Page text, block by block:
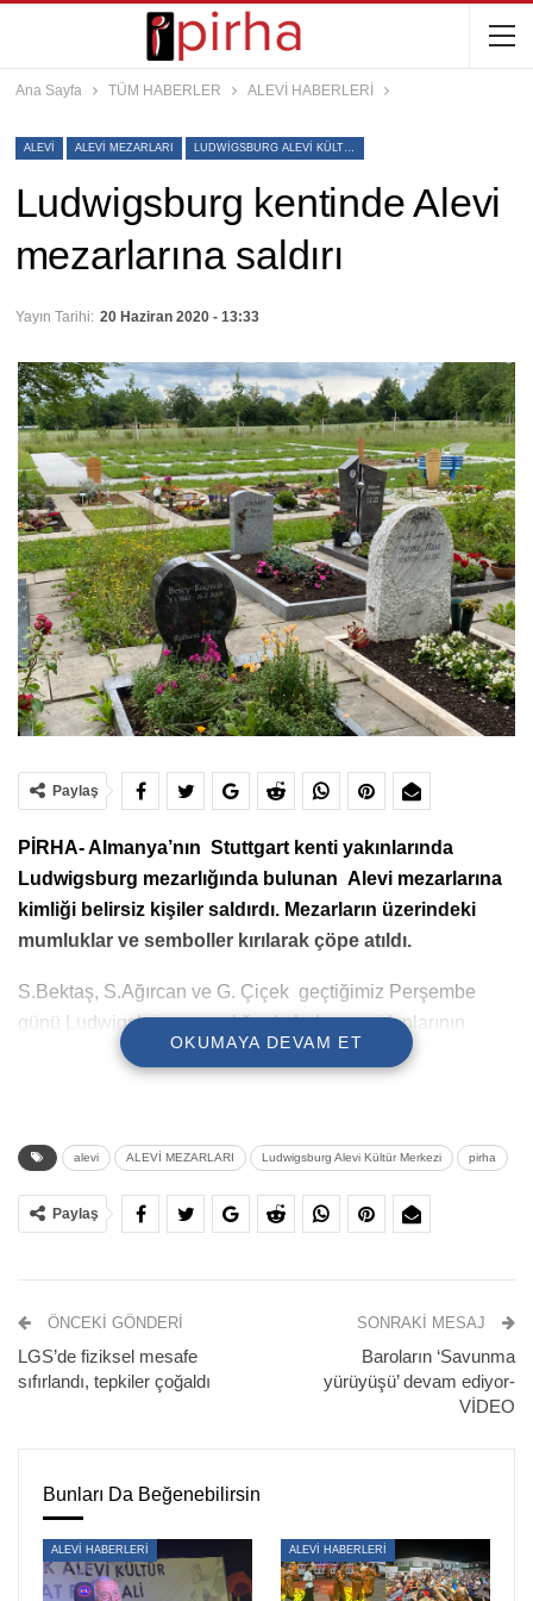
Ana Sayfa TÜM HABERLER ALEVİ HABERLERİ
ALEVI ALEVİ MEZARLARI LUDWIGSBURG ALEVI KÜLTÜR MERKEZI
Ludwigsburg kentinde Alevi
mezarlarına saldırı
Yayın Tarihi: 20 Haziran 2020 - 13:33
Paylaş
PİRHA- Almanya’nın Stuttgart kenti yakınlarında
Ludwigsburg mezarlığında bulunan Alevi mezarlarına
kimliği belirsiz kişiler saldırdı. Mezarların üzerindeki
mumluklar ve semboller kırılarak çöpe atıldı.
S.Bektaş, S.Ağırcan ve G. Çiçek geçtiğimiz Perşembe
günü Ludwigsburg mezarlığında bulunan yakınlarının
mezarlarını ziyarete gitti.
yaklaşarak sözlü saldırı gerçekleştirdi.
Ellerinde uzun tespihler olduğu belirtilen iki kişi , “Niye bu
Daha sonra yakında bulunan S.Bektaş ve S.Ağırca da
5 yaşında vefat eden bir çocuğun mezarı üzerinde bulunan
önce de defalarca benzer durumlar karşılaştıklarını ifade
etti.
“MEZARLARIMIZA KORKUYLA GİDİYORUZ”
OKUMAYA DEVAM ET
alevi ALEVİ MEZARLARI Ludwigsburg Alevi Kültür Merkezi pirha
Paylaş
ÖNCEKI GÖNDERI
LGS’de fiziksel mesafe
sıfırlandı, tepkiler çoğaldı
SONRAKI MESAJ
Baroların ‘Savunma
yürüyüşü’ devam ediyor-
VİDEO
Bunları Da Beğenebilirsin
ALEVİ HABERLERİ ALEVİ HABERLERİ